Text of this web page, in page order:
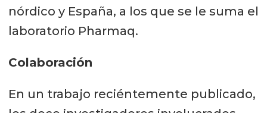
nórdico y España, a los que se le suma el
laboratorio Pharmaq.
Colaboración
En un trabajo reciéntemente publicado,